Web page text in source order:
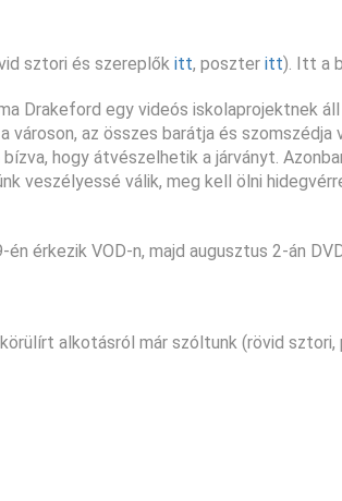
sztori és szereplők itt, poszter itt). Itt a
Drakeford egy videós iskolaprojektnek
az összes barátja és
hogy átvészelhetik a járványt.
veszélyessé válik, meg kell ölni
érkezik VOD-n, majd augusztus 2-án
alkotásról már szóltunk (rövid